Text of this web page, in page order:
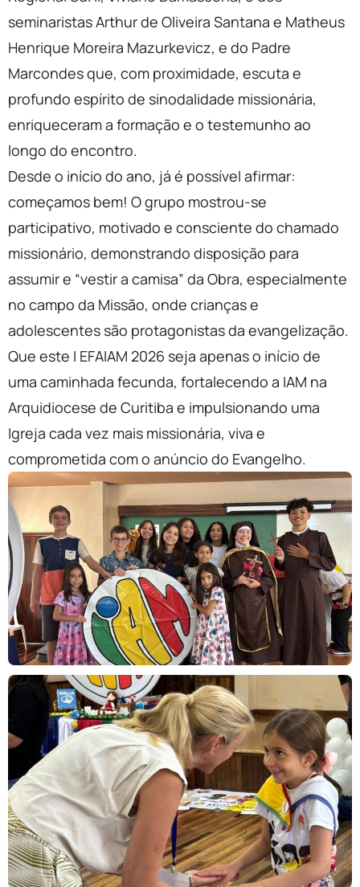
seminaristas Arthur de Oliveira Santana e Matheus
Henrique Moreira Mazurkevicz, e do Padre
Marcondes que, com proximidade, escuta e
profundo espírito de sinodalidade missionária,
enriqueceram a formação e o testemunho ao
longo do encontro.
Desde o início do ano, já é possível afirmar:
começamos bem! O grupo mostrou-se
participativo, motivado e consciente do chamado
missionário, demonstrando disposição para
assumir e “vestir a camisa” da Obra, especialmente
no campo da Missão, onde crianças e
adolescentes são protagonistas da evangelização.
Que este I EFAIAM 2026 seja apenas o início de
uma caminhada fecunda, fortalecendo a IAM na
Arquidiocese de Curitiba e impulsionando uma
Igreja cada vez mais missionária, viva e
comprometida com o anúncio do Evangelho.